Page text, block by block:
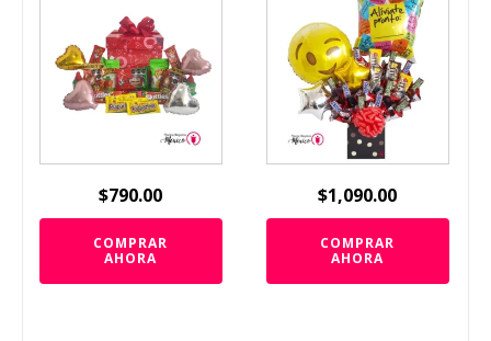
$790.00
COMPRAR
AHORA
$1,090.00
COMPRAR
AHORA